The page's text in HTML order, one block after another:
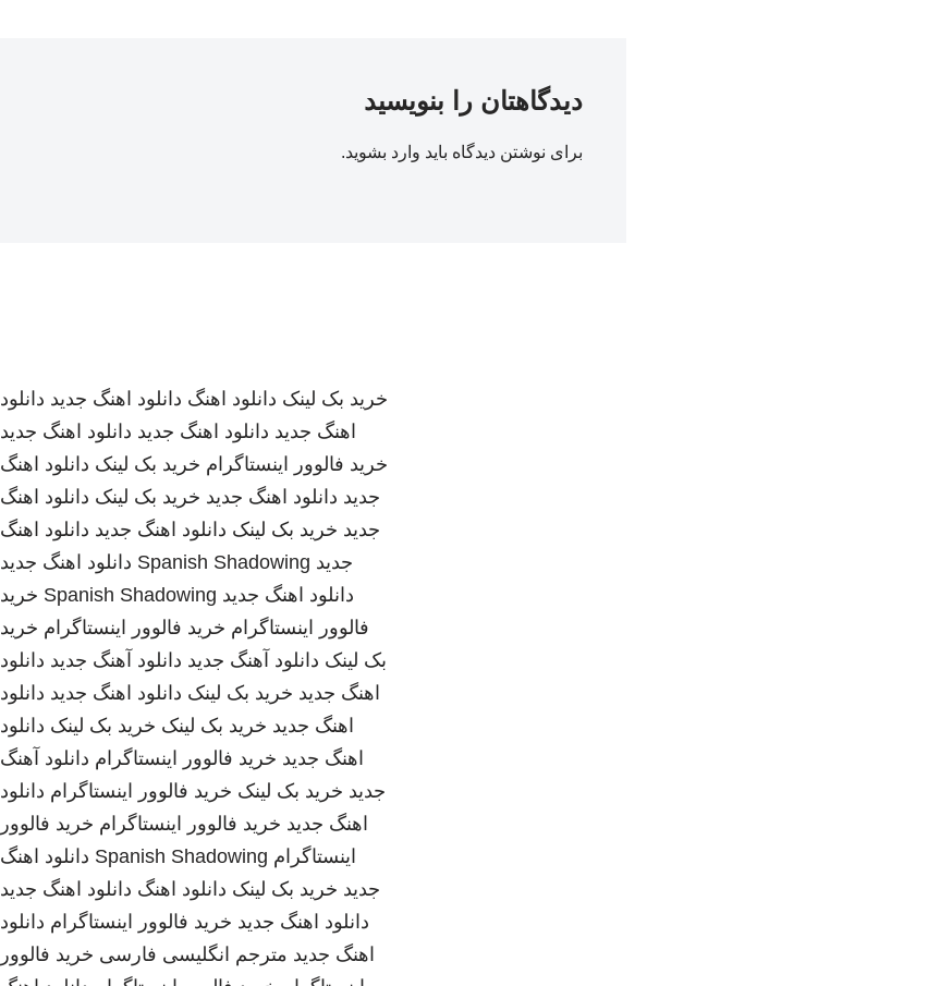
دیدگاهتان را بنویسید
برای نوشتن دیدگاه باید وارد بشوید.
خرید بک لینک دانلود اهنگ دانلود اهنگ جدید دانلود
اهنگ جدید دانلود اهنگ جدید دانلود اهنگ جدید
خرید فالوور اینستاگرام خرید بک لینک دانلود اهنگ
جدید دانلود اهنگ جدید خرید بک لینک دانلود اهنگ
جدید خرید بک لینک دانلود اهنگ جدید دانلود اهنگ
جدید Spanish Shadowing دانلود اهنگ جدید
دانلود اهنگ جدید Spanish Shadowing خرید
فالوور اینستاگرام خرید فالوور اینستاگرام خرید
بک لینک دانلود آهنگ جدید دانلود آهنگ جدید دانلود
اهنگ جدید خرید بک لینک دانلود اهنگ جدید دانلود
اهنگ جدید خرید بک لینک خرید بک لینک دانلود
اهنگ جدید خرید فالوور اینستاگرام دانلود آهنگ
جدید خرید بک لینک خرید فالوور اینستاگرام دانلود
اهنگ جدید خرید فالوور اینستاگرام خرید فالوور
اینستاگرام Spanish Shadowing دانلود اهنگ
جدید خرید بک لینک دانلود اهنگ دانلود اهنگ جدید
دانلود اهنگ جدید خرید فالوور اینستاگرام دانلود
اهنگ جدید مترجم انگلیسی فارسی خرید فالوور